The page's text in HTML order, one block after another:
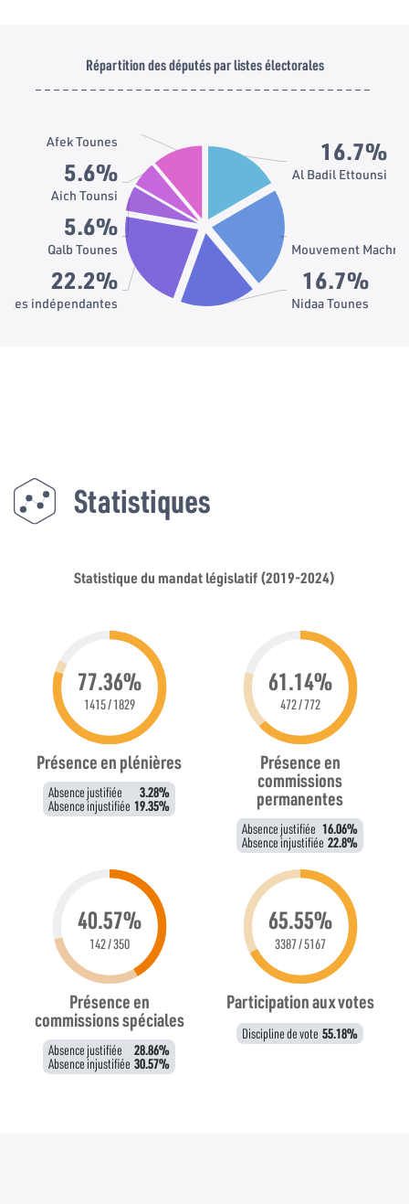
Répartition des députés par listes électorales
16.7%
Al Badil Ettounsi
Mouvement
16.7%
Nidaa Tounes
22.2%
indépendantes
5.6%
Qalb Tounes
5.6%
Aich Tounsi
Afek Tounes
Statistiques
Statistique du mandat législatif (2019-2024)
77.36%
1415 / 1829
Présence en plénières
Absence justifiée 3.28%
Absence injustifiée 19.35%
61.14%
472 / 772
Présence en
commissions
permanentes
Absence justifiée 16.06%
Absence injustifiée 22.8%
40.57%
142 / 350
Présence en
commissions spéciales
Absence justifiée 28.86%
Absence injustifiée 30.57%
65.55%
3387 / 5167
Participation aux votes
Discipline de vote 55.18%